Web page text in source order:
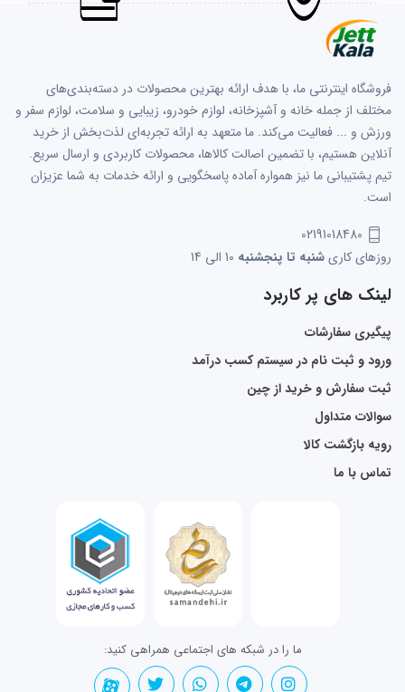
فروشگاه اینترنتی ما، با هدف ارائه بهترین محصولات در دسته‌بندی‌های
مختلف از جمله خانه و آشپزخانه، لوازم خودرو، زیبایی و سلامت، لوازم سفر و
ورزش و ... فعالیت می‌کند. ما متعهد به ارائه تجربه‌ای لذت‌بخش از خرید
آنلاین هستیم، با تضمین اصالت کالاها، محصولات کاربردی و ارسال سریع.
تیم پشتیبانی ما نیز همواره آماده پاسخگویی و ارائه خدمات به شما عزیزان
است.
02191018480
روزهای کاریشنبه تا پنجشنبه
لینک های پر کاربرد
پیگیری سفارشات
ورود و ثبت نام در سیستم کسب درآمد
ثبت سفارش و خرید از چین
سوالات متداول
رویه بازگشت کالا
تماس با ما
ما را در شبکه های اجتماعی همراهی کنید: